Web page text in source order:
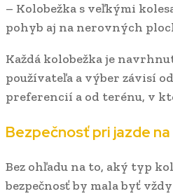
– Kolobežka s veľkými
pohyb aj na nerovných
Každá kolobežka je
používateľa a výber závisí
preferencií a od terénu, v
Bezpečnosť pri jazde
Bez ohľadu na to, aký typ
bezpečnosť by mala byť